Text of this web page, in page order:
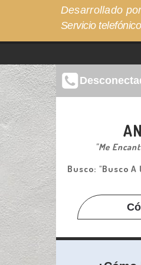
Desarrollado
Servicio
"Me
Busco: "Busco A